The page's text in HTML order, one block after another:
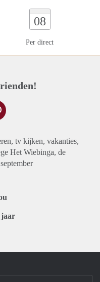
08
Per direct
tv kijken, vakanties,
Het Wiebinga, de
jaar